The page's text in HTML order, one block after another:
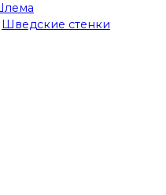
Шведские стенки